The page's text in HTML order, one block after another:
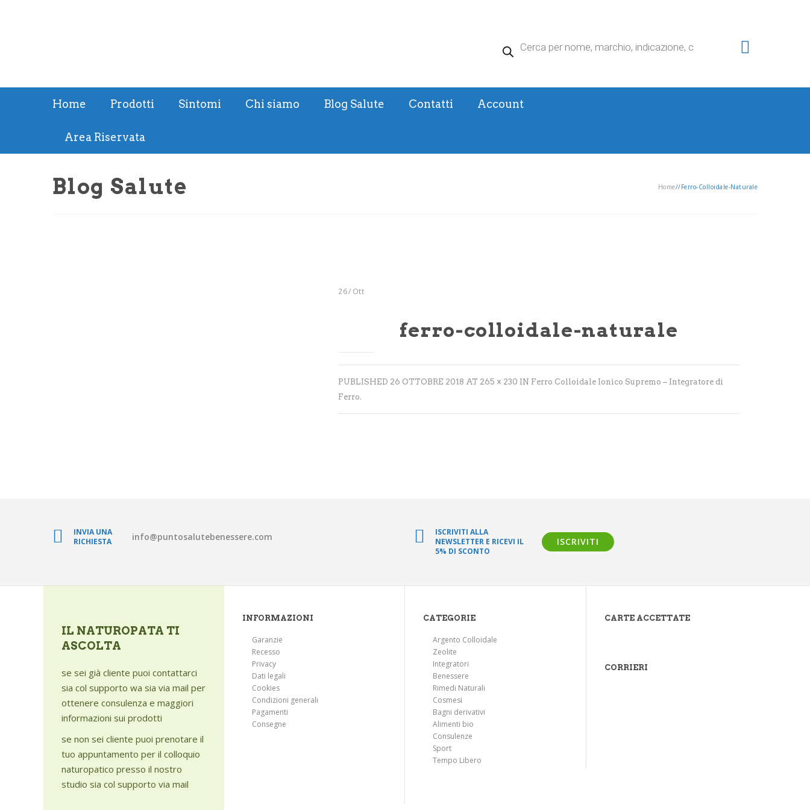
Home Prodotti Sintomi Chi siamo Blog Salute Contatti Account
Area Riservata
Blog Salute Home//Ferro-Colloidale-Naturale
26/ Ott
ferro-colloidale-naturale
PUBLISHED 26 OTTOBRE 2018 AT 265 × 230 IN Ferro Colloidale Ionico Supremo – Integratore di
Ferro.
INVIA UNA
RICHIESTA
info@puntosalutebenessere.com
ISCRIVITI ALLA
NEWSLETTER E RICEVI IL
5% DI SCONTO
ISCRIVITI
IL NATUROPATA TI
ASCOLTA
se sei già cliente puoi contattarci
sia col supporto wa sia via mail per
ottenere consulenza e maggiori
informazioni sui prodotti
se non sei cliente puoi prenotare il
tuo appuntamento per il colloquio
naturopatico presso il nostro
studio sia col supporto via mail
INFORMAZIONI
Garanzie
Recesso
Privacy
Dati legali
Cookies
Condizioni generali
Pagamenti
Consegne
CATEGORIE
Argento Colloidale
Zeolite
Integratori
Benessere
Rimedi Naturali
Cosmesi
Bagni derivativi
Alimenti bio
Consulenze
Sport
Tempo Libero
CARTE ACCETTATE
CORRIERI